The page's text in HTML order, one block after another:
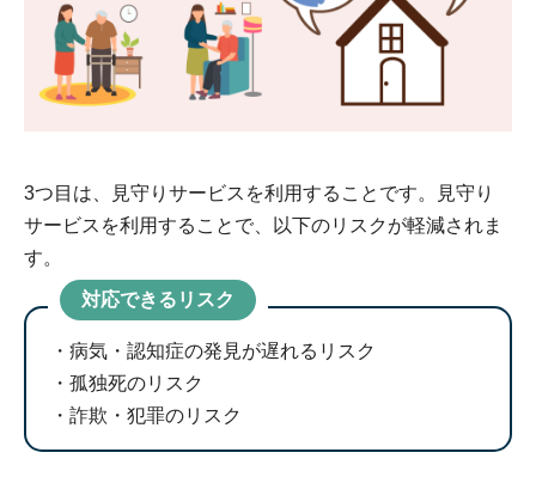
3つ目は、見守りサービスを利用することです。見守り
サービスを利用することで、以下のリスクが軽減されま
す。
対応できるリスク
病気・認知症の発見が遅れるリスク
孤独死のリスク
詐欺・犯罪のリスク